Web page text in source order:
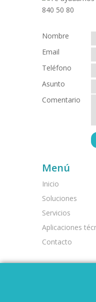
Nombre
Email
Teléfono
Asunto
Comentario
Menú
Inicio
Soluciones
Servicios
Aplicaciones
Contacto